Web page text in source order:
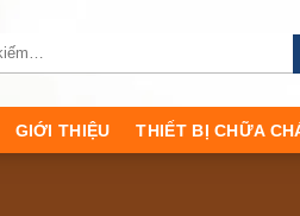
GIỚI THIỆU THIẾT BỊ CHỮA